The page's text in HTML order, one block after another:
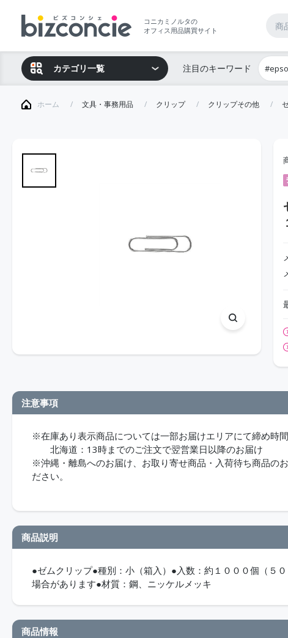
コニカミノルタの
オフィス用品購買サイト
カテゴリ一覧 注目のキーワード
ホーム 文具・事務用品 クリップ クリップその他
注意事項
※在庫あり表示商品については一部お届けエリアにて締め時
北海道：13時までのご注文で翌営業日以降のお届け
※沖縄・離島へのお届け、お取り寄せ商品・入荷待ち商品の
ださい。
商品説明
●ゼムクリップ●種別：小（箱入）●入数：約１０００個（５
場合があります●材質：鋼、ニッケルメッキ
商品情報